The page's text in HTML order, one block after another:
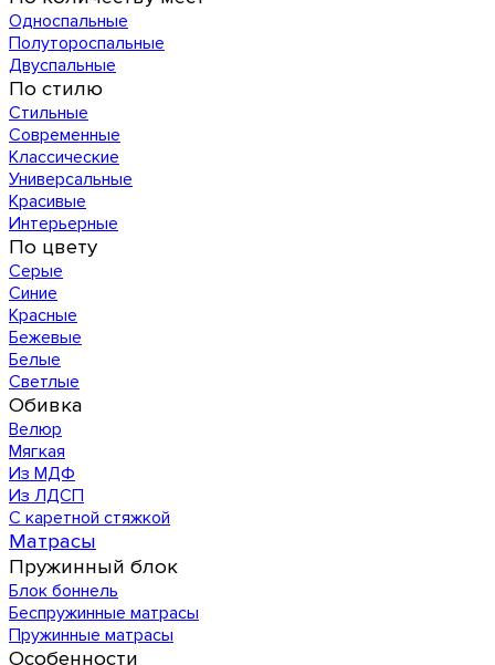
Односпальные
Полутороспальные
Двуспальные
По стилю
Стильные
Современные
Классические
Универсальные
Красивые
Интерьерные
По цвету
Серые
Синие
Красные
Бежевые
Белые
Светлые
Обивка
Велюр
Мягкая
Из МДФ
Из ЛДСП
С каретной стяжкой
Матрасы
Пружинный блок
Блок боннель
Беспружинные матрасы
Пружинные матрасы
Особенности